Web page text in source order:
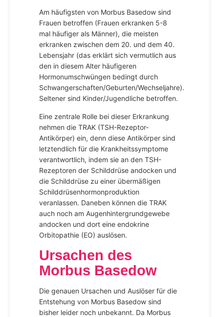
Am häufigsten von Morbus Basedow sind
Frauen betroffen (Frauen erkranken 5-8
mal häufiger als Männer), die meisten
erkranken zwischen dem 20. und dem 40.
Lebensjahr (das erklärt sich vermutlich aus
den in diesem Alter häufigeren
Hormonumschwüngen bedingt durch
Schwangerschaften/Geburten/Wechseljahre).
Seltener sind Kinder/Jugendliche betroffen.
Eine zentrale Rolle bei dieser Erkrankung
nehmen die TRAK (TSH-Rezeptor-
Antikörper) ein, denn diese Antikörper sind
letztendlich für die Krankheitssymptome
verantwortlich, indem sie an den TSH-
Rezeptoren der Schilddrüse andocken und
die Schilddrüse zu einer übermäßigen
Schilddrüsenhormonproduktion
veranlassen. Daneben können die TRAK
auch noch am Augenhintergrundgewebe
andocken und dort eine endokrine
Orbitopathie (EO) auslösen.
Ursachen des
Morbus Basedow
Die genauen Ursachen und Auslöser für die
Entstehung von Morbus Basedow sind
bisher leider noch unbekannt. Da Morbus